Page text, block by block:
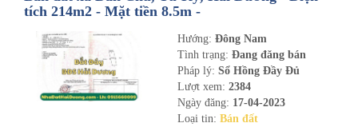
tích 214m2 - Mặt tiền 8.5m -
Hướng: Đông Nam
Tình trạng: Đang đăng bán
Pháp lý: Sổ Hồng Đầy Đủ
Lượt xem: 2384
Ngày đăng: 17-04-2023
Loại tin: Bán đất